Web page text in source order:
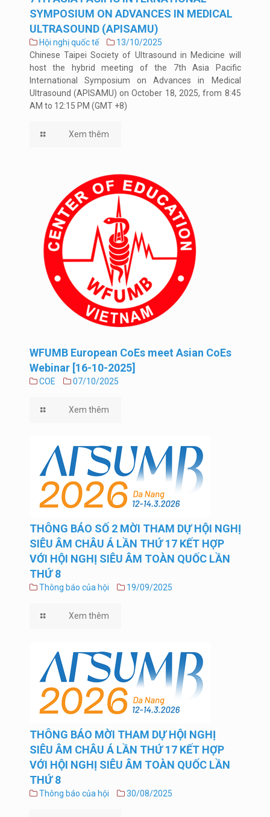
SYMPOSIUM ON ADVANCES IN MEDICAL
ULTRASOUND (APISAMU)
Hội nghị quốc tế
13/10/2025
Chinese Taipei Society of Ultrasound in Medicine will
host the hybrid meeting of the 7th Asia Pacific
International Symposium on Advances in Medical
Ultrasound (APISAMU) on October 18, 2025, from 8:45
AM to 12:15 PM (GMT +8)
Xem thêm
WFUMB European CoEs meet Asian CoEs
Webinar [16-10-2025]
COE 07/10/2025
Xem thêm
THÔNG BÁO SỐ 2 MỜI THAM DỰ HỘI NGHỊ
SIÊU ÂM CHÂU Á LẦN THỨ 17 KẾT HỢP
VỚI HỘI NGHỊ SIÊU ÂM TOÀN QUỐC LẦN
THỨ 8
Thông báo của hội 19/09/2025
Xem thêm
THÔNG BÁO MỜI THAM DỰ HỘI NGHỊ
SIÊU ÂM CHÂU Á LẦN THỨ 17 KẾT HỢP
VỚI HỘI NGHỊ SIÊU ÂM TOÀN QUỐC LẦN
THỨ 8
Thông báo của hội 30/08/2025